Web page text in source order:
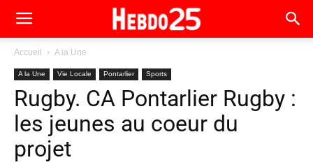
Accueil A la Une
A la Une Vie Locale Pontarlier Sports
Rugby. CA Pontarlier Rugby :
les jeunes au coeur du
projet